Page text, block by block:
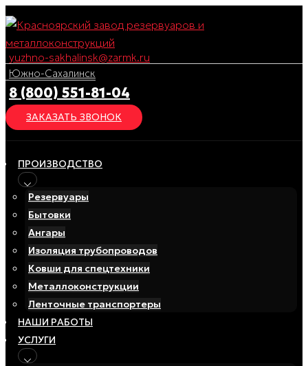
Перейти
содержимому
yuzhno-sakhalinsk@zarmk.ru
Южно-Сахалинск
8 (800) 551-81-04
ЗАКАЗАТЬ ЗВОНОК
ПРОИЗВОДСТВО
Резервуары
Бытовки
Ангары
Изоляция трубопроводов
Ковши для спецтехники
Металлоконструкции
Ленточные транспортеры
НАШИ РАБОТЫ
УСЛУГИ